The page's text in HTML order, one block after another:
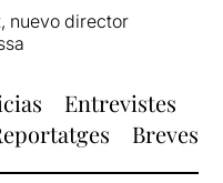
nuevo director
Entrevistes
Breves